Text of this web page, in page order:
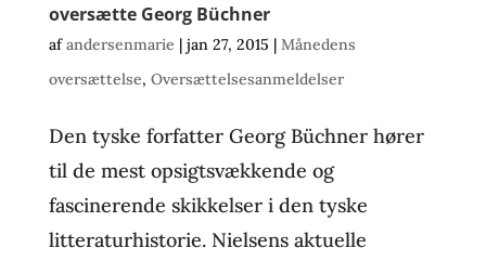
oversætte Georg Büchner
afandersenmarie | jan 27, 2015 | Månedens
oversættelse, Oversættelsesanmeldelser
Den tyske forfatter Georg Büchner hører
til de mest opsigtsvækkende og
fascinerende skikkelser i den tyske
litteraturhistorie. Nielsens aktuelle